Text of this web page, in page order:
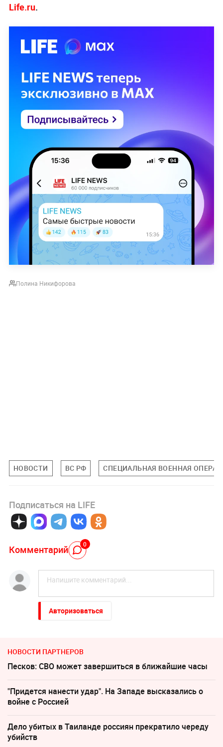
Life.ru.
Полина Никифорова
НОВОСТИ ВС РФ СПЕЦИАЛЬНАЯ ВОЕННАЯ
Подписаться на LIFE
Комментарий 0
Авторизоваться
НОВОСТИ ПАРТНЕРОВ
Песков: СВО может завершиться в ближайшие часы
"Придется нанести удар". На Западе высказались о
войне с Россией
Дело убитых в Таиланде россиян прекратило череду
убийств